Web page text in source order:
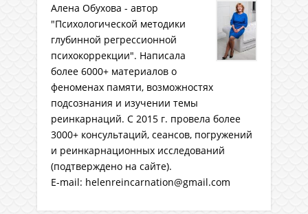
Алена Обухова - автор
"Психологической методики
глубинной регрессионной
психокоррекции". Написала
более 6000+ материалов о
феноменах памяти, возможностях
подсознания и изучении темы
реинкарнаций. C 2015 г. провела более
3000+ консультаций, сеансов, погружений
и реинкарнационных исследований
(подтверждено на сайте).
E-mail: helenreincarnation@gmail.com